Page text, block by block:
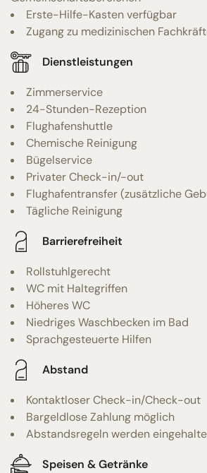
Erste-Hilfe-Kasten verfügbar
Zugang zu medizinischen
Dienstleistungen
Zimmerservice
24-Stunden-Rezeption
Flughafenshuttle
Chemische Reinigung
Bügelservice
Privater Check-in/-out
Flughafentransfer (zusätzliche
Tägliche Reinigung
Barrierefreiheit
Rollstuhlgerecht
WC mit Haltegriffen
Höheres WC
Niedriges Waschbecken im Bad
Sprachgesteuerte Hilfen
Abstand
Kontaktloser Check-in/Check-out
Bargeldlose Zahlung möglich
Abstandsregeln werden
Speisen & Getränke